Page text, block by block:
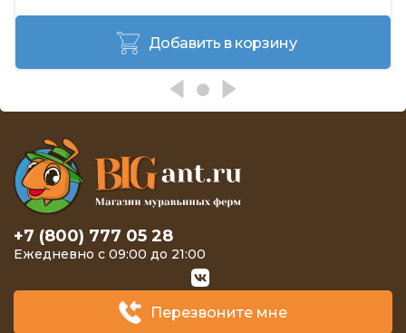
Добавить в корзину
+7 (800) 777 05 28
Ежедневно с 09:00 до 21:00
Перезвоните мне